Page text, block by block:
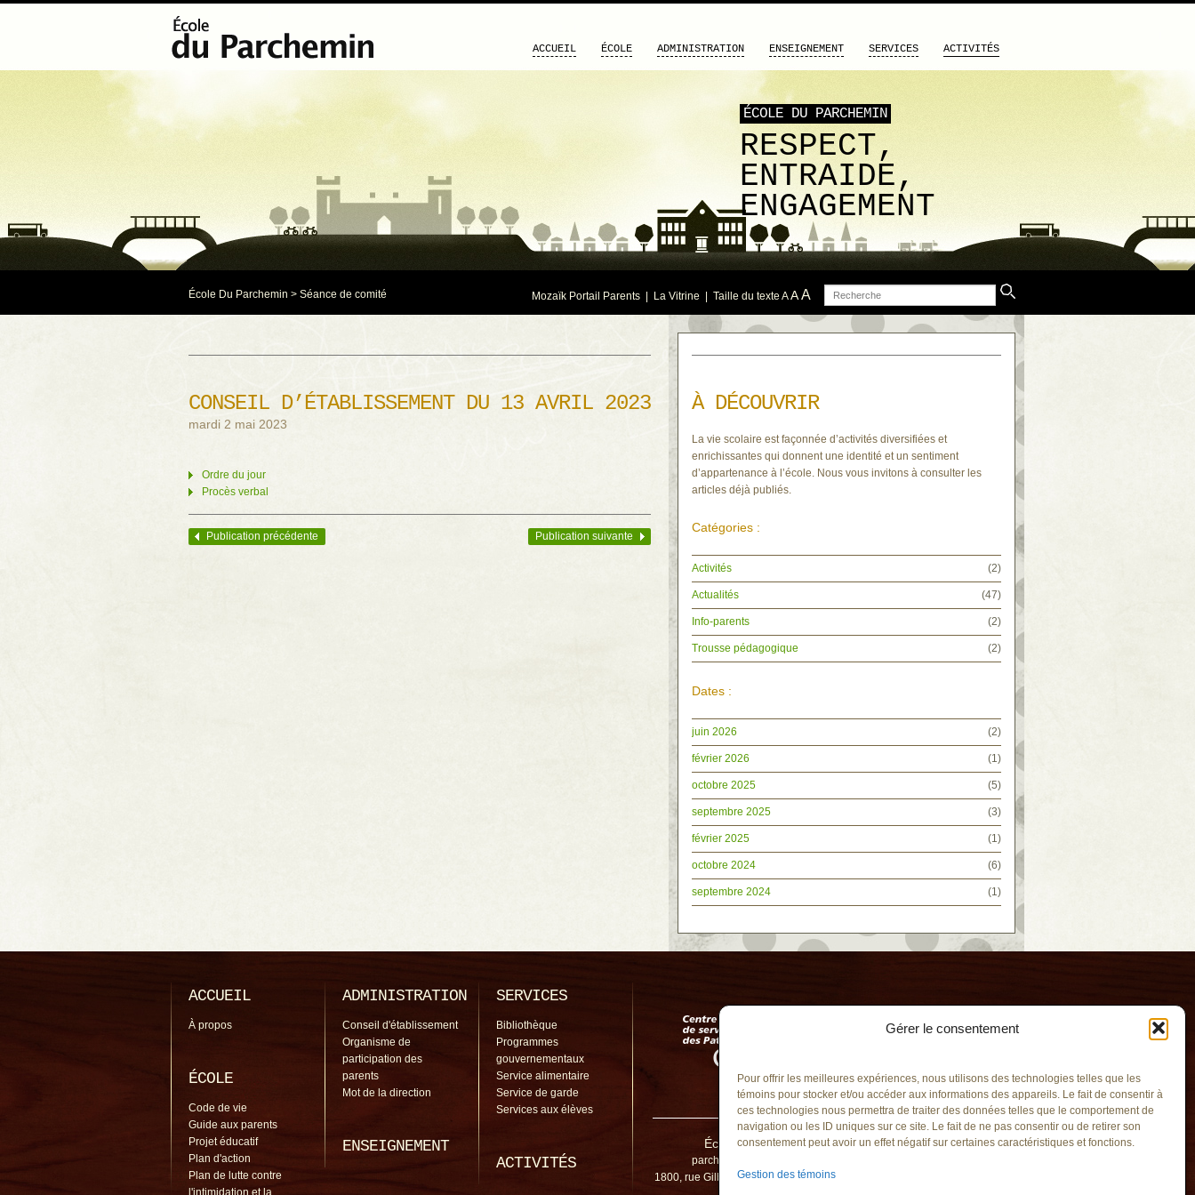
Gérer le consentement
Pour offrir les meilleures expériences, nous utilisons des technologies telles que les
témoins pour stocker et/ou accéder aux informations des appareils. Le fait de consentir à
ces technologies nous permettra de traiter des données telles que le comportement de
navigation ou les ID uniques sur ce site. Le fait de ne pas consentir ou de retirer son
consentement peut avoir un effet négatif sur certaines caractéristiques et fonctions.
Gestion des témoins
ÉCOLE DU PARCHEMIN
RESPECT,
ENTRAIDE,
ENGAGEMENT
ACCUEIL ÉCOLE ADMINISTRATION ENSEIGNEMENT SERVICES ACTIVITÉS
École Du Parchemin > Séance de comité Mozaïk Portail Parents La Vitrine | Taille du texte A AA Recherche
CONSEIL D’ÉTABLISSEMENT DU 13 AVRIL 2023
mardi 2 mai 2023
Ordre du jour
Procès verbal
Navigation des articles
Publication précédente Publication suivante
À DÉCOUVRIR
La vie scolaire est façonnée d’activités diversifiées et
enrichissantes qui donnent une identité et un sentiment
d’appartenance à l’école. Nous vous invitons à consulter les
articles déjà publiés.
Catégories :
Activités (2)
Actualités (47)
Info-parents (2)
Trousse pédagogique (2)
Dates :
juin 2026 (2)
février 2026 (1)
octobre 2025 (5)
septembre 2025 (3)
février 2025 (1)
octobre 2024 (6)
septembre 2024 (1)
ACCUEIL
À propos
ÉCOLE
Code de vie
Guide aux parents
Projet éducatif
Plan d'action
Plan de lutte contre
l'intimidation et la
ADMINISTRATION
Conseil d'établissement
Organisme de
participation des
parents
Mot de la direction
ENSEIGNEMENT
SERVICES
Bibliothèque
Programmes
gouvernementaux
Service alimentaire
Service de garde
Services aux élèves
ACTIVITÉS
École Du Parchemin
parchemin@cssp.gouv.qc.ca
1800, rue Gilbert-Martel, Carignan (Québec)